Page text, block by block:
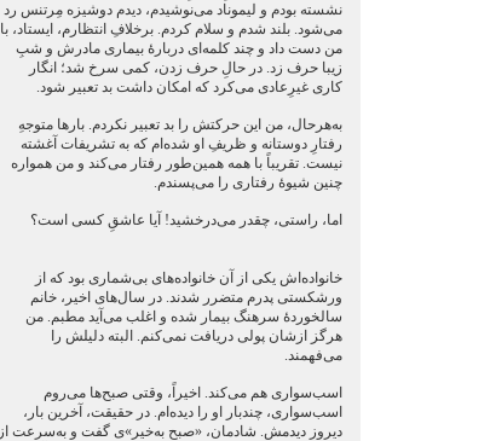
نشسته بودم و لیموناد می‌نوشیدم، دیدم دوشیزه مِرتنس رد
می‌شود. بلند شدم و سلام کردم. برخلافِ انتظارم، ایستاد، با
من دست داد و چند کلمه‌ای دربارۀ بیماری مادرش و شبِ
زیبا حرف زد. در حالِ حرف زدن، کمی سرخ شد؛ انگار
کاری غیرِعادی می‌کرد که امکان داشت بد تعبیر شود.
به‌هرحال، من این حرکتش را بد تعبیر نکردم. بارها متوجهِ
رفتارِ دوستانه و ظریفِ او شده‌ام که به تشریفات آغشته
نیست. تقریباً با همه همین‌طور رفتار می‌کند و من همواره
چنین شیوۀ رفتاری را می‌پسندم.
اما، راستی، چقدر می‌درخشید! آیا عاشقِ کسی است؟
خانواده‌اش یکی از آن خانواده‌های بی‌شماری بود که از
ورشکستی پدرم متضرر شدند. در سال‌های اخیر، خانم
سالخوردۀ سرهنگ بیمار شده و اغلب می‌آید مطبم. من
هرگز ازشان پولی دریافت نمی‌کنم. البته دلیلش را
می‌فهمند.
اسب‌سواری هم می‌کند. اخیراً، وقتی صبح‌ها می‌روم
اسب‌سواری، چندبار او را دیده‌ام. در حقیقت، آخرین بار،
دیروز دیدمش. شادمان، «صبح به‌خیر»ی گفت و به‌سرعت از